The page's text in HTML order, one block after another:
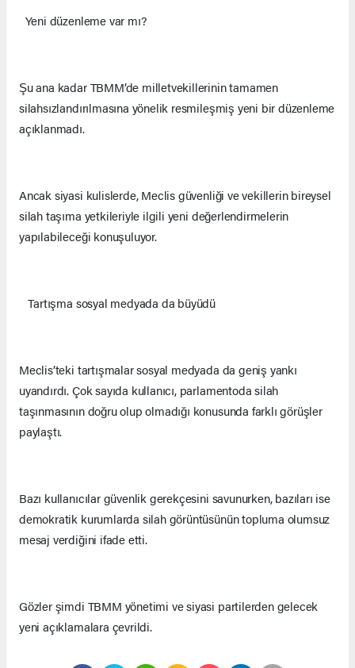
Yeni düzenleme var mı?
Şu ana kadar TBMM’de milletvekillerinin tamamen
silahsızlandırılmasına yönelik resmileşmiş yeni bir düzenleme
açıklanmadı.
Ancak siyasi kulislerde, Meclis güvenliği ve vekillerin bireysel
silah taşıma yetkileriyle ilgili yeni değerlendirmelerin
yapılabileceği konuşuluyor.
Tartışma sosyal medyada da büyüdü
Meclis’teki tartışmalar sosyal medyada da geniş yankı
uyandırdı. Çok sayıda kullanıcı, parlamentoda silah
taşınmasının doğru olup olmadığı konusunda farklı görüşler
paylaştı.
Bazı kullanıcılar güvenlik gerekçesini savunurken, bazıları ise
demokratik kurumlarda silah görüntüsünün topluma olumsuz
mesaj verdiğini ifade etti.
Gözler şimdi TBMM yönetimi ve siyasi partilerden gelecek
yeni açıklamalara çevrildi.